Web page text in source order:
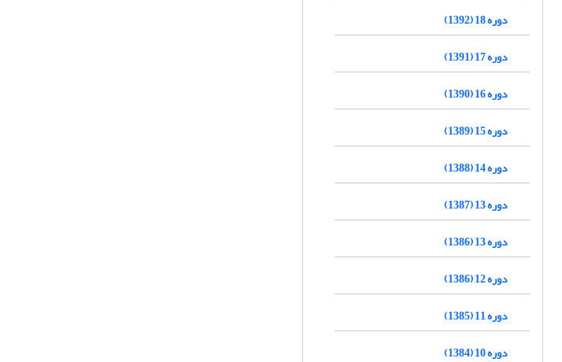
دوره 18 (1392)
دوره 17 (1391)
دوره 16 (1390)
دوره 15 (1389)
دوره 14 (1388)
دوره 13 (1387)
دوره 13 (1386)
دوره 12 (1386)
دوره 11 (1385)
دوره 10 (1384)